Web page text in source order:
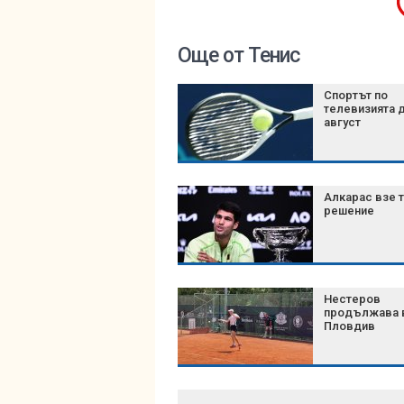
Още от Тенис
Спортът по
телевизията
август
Алкарас взе
решение
Нестеров
продължава
Пловдив